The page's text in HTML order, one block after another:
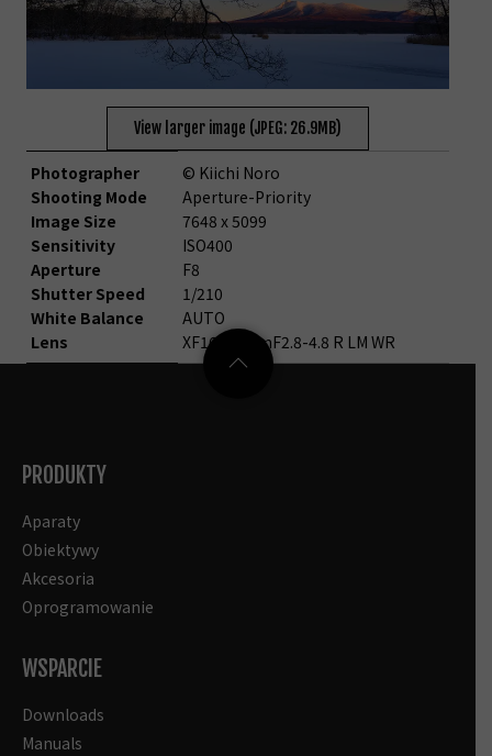
View larger image (JPEG: 26.9MB)
Photographer
Shooting Mode
Image Size
Sensitivity
Aperture
Shutter Speed
White Balance
Lens
© Kiichi Noro
Aperture-Priority
7648 x 5099
ISO400
F8
1/210
AUTO
XF16-50mmF2.8-4.8 R LM WR
PRODUKTY
Aparaty
Obiektywy
Akcesoria
Oprogramowanie
WSPARCIE
Downloads
Manuals